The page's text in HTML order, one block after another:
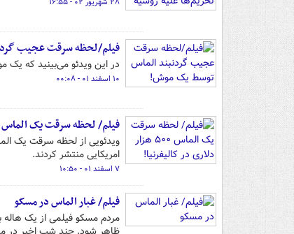
فیلم/لحظه سرقت عجیب
در این ویدئو می‌بینید که یک
۱۰ اسفند ۰۱ - ۰۰:۰۸
فیلم/ لحظه سرقت یک الماس ۵۰۰ هزار دلاری در کالیفرنیا!
امریکایی منتشر کردند.
۷ اسفند ۰۱ - ۱۰:۵۰
فیلم/ غبار الماس در مسکو
مردم مسکو فیلمی از یک هاله